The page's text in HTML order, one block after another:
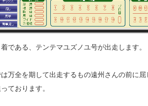
である、テンテマユズノユ号が出走します。
万全を期して出走するもの遠州さんの前に
ております。